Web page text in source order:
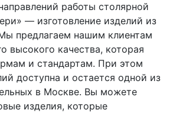
работы столярной
— изготовление изделий из
предлагаем нашим клиентам
высокого качества, которая
и стандартам. При этом
доступна и остается одной из
в Москве. Вы можете
изделия, которые